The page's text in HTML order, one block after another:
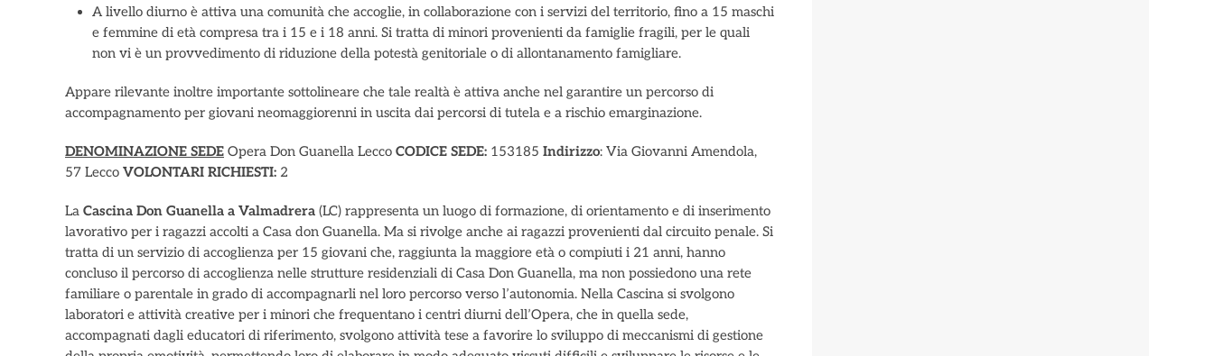
A livello diurno è attiva una comunità che accoglie, in collaborazione con i servizi del territorio, fino a 15 maschi
e femmine di età compresa tra i 15 e i 18 anni. Si tratta di minori provenienti da famiglie fragili, per le quali
non vi è un provvedimento di riduzione della potestà genitoriale o di allontanamento famigliare.
Appare rilevante inoltre importante sottolineare che tale realtà è attiva anche nel garantire un percorso di
accompagnamento per giovani neomaggiorenni in uscita dai percorsi di tutela e a rischio emarginazione.
DENOMINAZIONE SEDE Opera Don Guanella Lecco CODICE SEDE: 153185 Indirizzo: Via Giovanni Amendola,
57 Lecco VOLONTARI RICHIESTI: 2
La Cascina Don Guanella a Valmadrera (LC) rappresenta un luogo di formazione, di orientamento e di inserimento
lavorativo per i ragazzi accolti a Casa don Guanella. Ma si rivolge anche ai ragazzi provenienti dal circuito penale. Si
tratta di un servizio di accoglienza per 15 giovani che, raggiunta la maggiore età o compiuti i 21 anni, hanno
concluso il percorso di accoglienza nelle strutture residenziali di Casa Don Guanella, ma non possiedono una rete
familiare o parentale in grado di accompagnarli nel loro percorso verso l’autonomia. Nella Cascina si svolgono
laboratori e attività creative per i minori che frequentano i centri diurni dell’Opera, che in quella sede,
accompagnati dagli educatori di riferimento, svolgono attività tese a favorire lo sviluppo di meccanismi di gestione